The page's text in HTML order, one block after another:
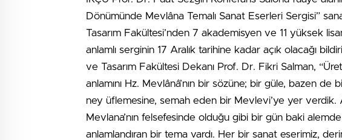
Dönümünde Mevlâna Temalı Sanat Eserleri Sergisi”
Tasarım Fakültesi’nden 7 akademisyen ve 11 yüksek
anlamlı serginin 17 Aralık tarihine kadar açık olacağı
ve Tasarım Fakültesi Dekanı Prof. Dr. Fikri Salman,
anlamını Hz. Mevlânâ’nın bir sözüne; bir güle, bazen
ney üflemesine, semah eden bir Mevlevi’ye yer verdik.
Mevlana’nın felsefesinde olduğu gibi bir gün baki
anlamlandıran bir tema vardı. Her bir sanat eserimiz,